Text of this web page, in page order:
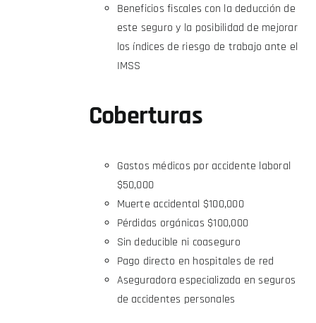
Beneficios fiscales con la deducción de
este seguro y la posibilidad de mejorar
los índices de riesgo de trabajo ante el
IMSS
Coberturas
Gastos médicos por accidente laboral
$50,000
Muerte accidental $100,000
Pérdidas orgánicas $100,000
Sin deducible ni coaseguro
Pago directo en hospitales de red
Aseguradora especializada en seguros
de accidentes personales